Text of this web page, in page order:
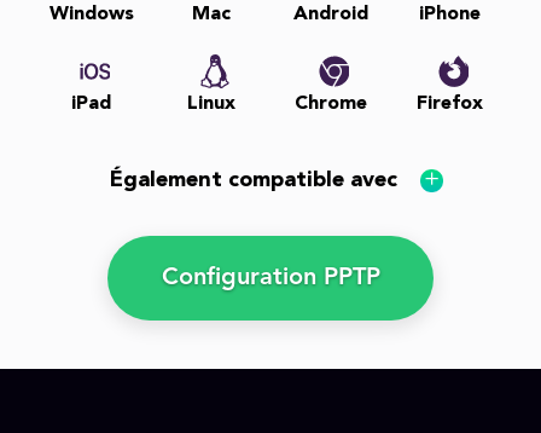
Windows Mac Android iPhone
iPad Linux Chrome Firefox
Également compatible avec
Configuration PPTP